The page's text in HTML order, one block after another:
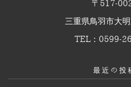
〒517-
三重県鳥羽市大
TEL：0599-
最近の投